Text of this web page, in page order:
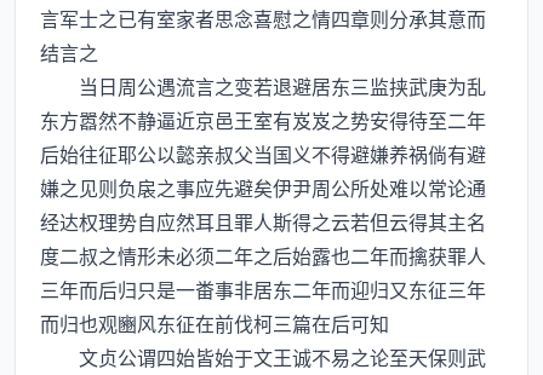
言军士之已有室家者思念喜慰之情四章则分承其意而
结言之
当日周公遇流言之变若退避居东三监挟武庚为乱
东方嚣然不静逼近京邑王室有岌岌之势安得待至二年
后始往征耶公以懿亲叔父当国义不得避嫌养祸倘有避
嫌之见则负扆之事应先避矣伊尹周公所处难以常论通
经达权理势自应然耳且罪人斯得之云若但云得其主名
度二叔之情形未必须二年之后始露也二年而擒获罪人
三年而后归只是一畨事非居东二年而迎归又东征三年
而归也观豳风东征在前伐柯三篇在后可知
文贞公谓四始皆始于文王诚不易之论至天保则武